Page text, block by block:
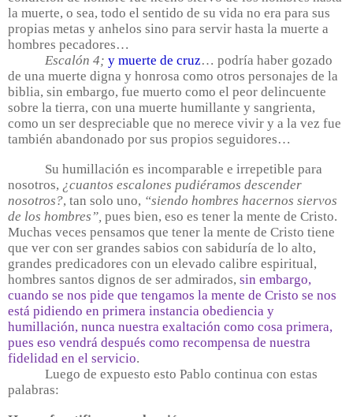
la muerte, o sea, todo el sentido de su vida no era para sus
propias metas y anhelos sino para servir hasta la muerte a
hombres pecadores…
Escalón 4;y muerte de cruz… podría haber gozado
de una muerte digna y honrosa como otros personajes de la
biblia, sin embargo, fue muerto como el peor delincuente
sobre la tierra, con una muerte humillante y sangrienta,
como un ser despreciable que no merece vivir y a la vez fue
también abandonado por sus propios seguidores…
Su humillación es incomparable e irrepetible para
nosotros, ¿cuantos escalones pudiéramos descender
nosotros?, tan solo uno, “siendo hombres hacernos siervos
de los hombres”, pues bien, eso es tener la mente de Cristo.
Muchas veces pensamos que tener la mente de Cristo tiene
que ver con ser grandes sabios con sabiduría de lo alto,
grandes predicadores con un elevado calibre espiritual,
hombres santos dignos de ser admirados, sin embargo,
cuando se nos pide que tengamos la mente de Cristo se nos
está pidiendo en primera instancia obediencia y
humillación, nunca nuestra exaltación como cosa primera,
pues eso vendrá después como recompensa de nuestra
fidelidad en el servicio.
Luego de expuesto esto Pablo continua con estas
palabras: